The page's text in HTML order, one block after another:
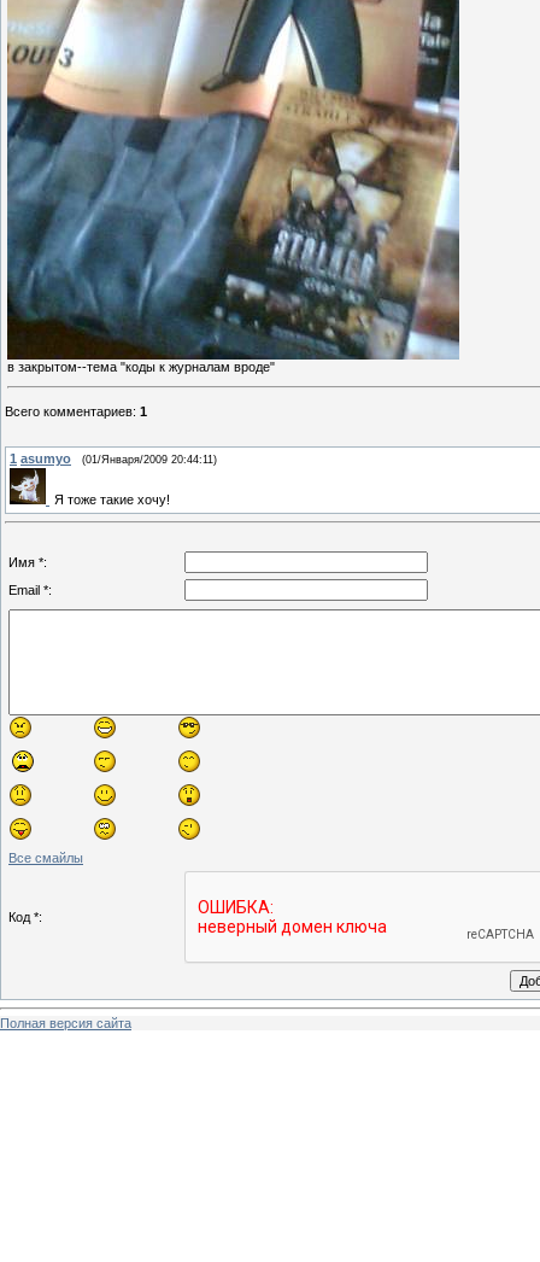
в закрытом--тема "коды к журналам вроде"
Всего комментариев: 1
1 asumyo (01/Января/2009 20:44:11)
Я тоже такие хочу!
Имя *:
Email *:
Все смайлы
Код *:
Полная версия сайта